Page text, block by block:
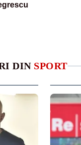
DIN SPORT